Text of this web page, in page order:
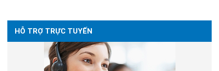
HỖ TRỢ TRỰC TUYẾN